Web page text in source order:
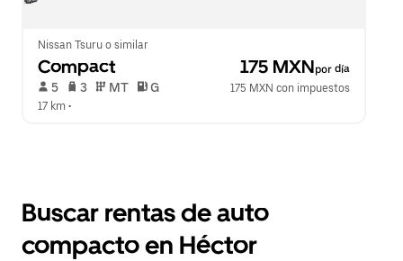
Nissan Tsuru o similar
Compact 175 MXNpor día
5 3 MT G
175 MXN con impuestos
17 km •
Buscar rentas de auto
compacto en Héctor